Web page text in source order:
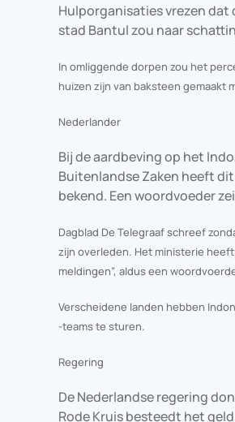
Hulporganisaties vrezen
stad Bantul zou naar
In omliggende dorpen zou het
huizen zijn van baksteen gemaakt
Nederlander
Bij de aardbeving op het
Buitenlandse Zaken heeft
bekend. Een woordvoeder
Dagblad De Telegraaf schreef
zijn overleden. Het ministerie
meldingen”, aldus een
Verscheidene landen hebben
-teams te sturen.
Regering
De Nederlandse regering
Rode Kruis besteedt het